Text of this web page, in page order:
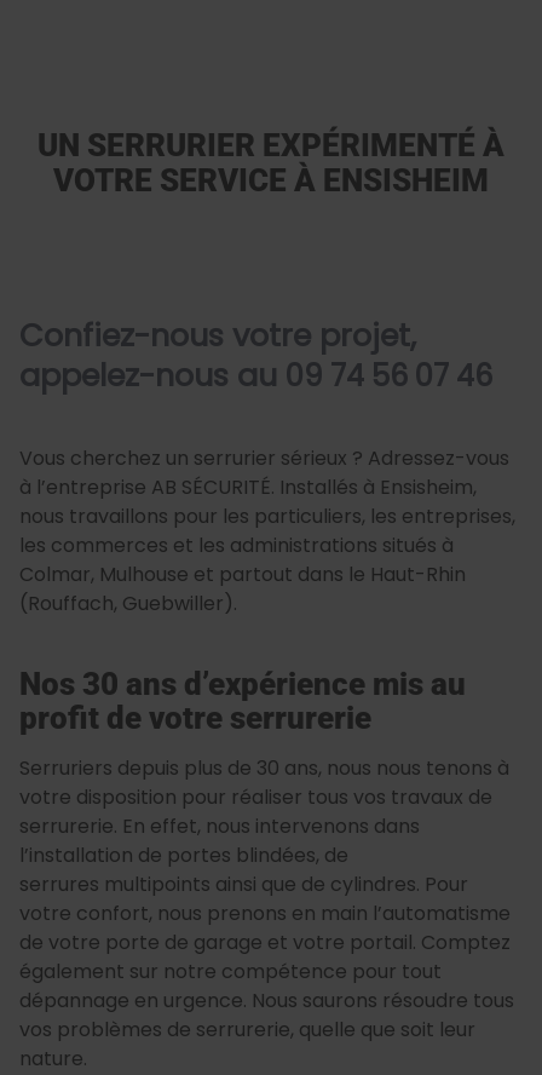
UN SERRURIER EXPÉRIMENTÉ À
VOTRE SERVICE À ENSISHEIM
Confiez-nous votre projet,
appelez-nous au 09 74 56 07 46
Vous cherchez un serrurier sérieux ? Adressez-vous
à l’entreprise AB SÉCURITÉ. Installés à Ensisheim,
nous travaillons pour les particuliers, les entreprises,
les commerces et les administrations situés à
Colmar, Mulhouse et partout dans le Haut-Rhin
(Rouffach, Guebwiller).
Nos 30 ans d’expérience mis au
profit de votre serrurerie
Serruriers depuis plus de 30 ans, nous nous tenons à
votre disposition pour réaliser tous vos travaux de
serrurerie. En effet, nous intervenons dans
l’installation de portes blindées, de
serrures multipoints ainsi que de cylindres. Pour
votre confort, nous prenons en main l’automatisme
de votre porte de garage et votre portail. Comptez
également sur notre compétence pour tout
dépannage en urgence. Nous saurons résoudre tous
vos problèmes de serrurerie, quelle que soit leur
nature.